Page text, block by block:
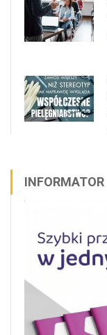
INFORMATOR